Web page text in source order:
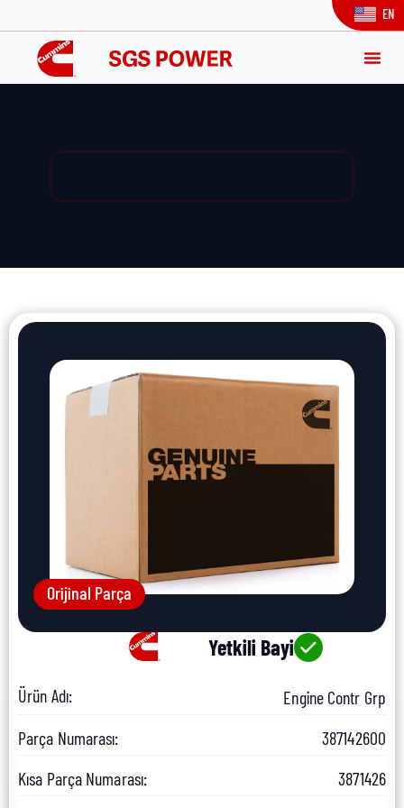
EN
Orijinal Parça
Yetkili Bayi
Ürün Adı:
Engine Contr Grp
Parça Numarası:
387142600
Kısa Parça Numarası:
3871426